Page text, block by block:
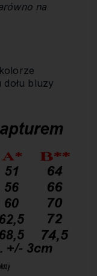
na
bluzy